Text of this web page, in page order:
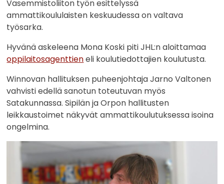
Vasemmistoliiton työn esittelyssä
ammattikoululaisten keskuudessa on valtava
työsarka.
Hyvänä askeleena Mona Koski piti JHL:n aloittamaa
oppilaitosagenttieneli koulutiedottajien koulutusta.
Winnovan hallituksen puheenjohtaja Jarno Valtonen
vahvisti edellä sanotun toteutuvan myös
Satakunnassa. Sipilän ja Orpon hallitusten
leikkaustoimet näkyvät ammattikoulutuksessa isoina
ongelmina.